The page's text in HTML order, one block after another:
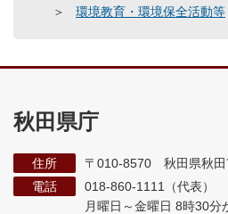
環境教育・環境保全活動等
秋田県庁
住所
〒010-8570 秋田県秋田
電話
018-860-1111（代表）
月曜日～金曜日 8時30分